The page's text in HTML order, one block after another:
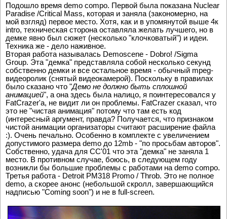
Подошло время demo compo. Первой была показана Nuclear
Paradise /Critical Mass, которая и заняла (закономерно, на
мой взгляд) первое место. Хотя, как и в упомянутой выше 4к
intro, техническая сторона оставляла желать лучшего, но в
демке явно был сюжет (несколько "клочковатый") и идеи.
Техника же - дело наживное.
Вторая работа называлась Demoscene - Dobro! /Sigma
Group. Эта "демка" представляла собой несколько секунд
собственно демки и все остальное время - обычный mpeg-
видеоролик (снятый видеокамерой). Поскольку в правилах
было сказано что "Демо не должно быть сплошной
анимацией", а она здесь была налицо, я поинтересовался у
FatCrazer'a, не видит ли он проблемы. FatCrazer сказал, что
это не "чистая анимация" потому что там есть код
(интересный аргумент, правда? Получается, что признаком
чистой анимации организаторы считают расширение файла
:). Очень печально. Особенно в комплекте с увеличением
допустимого размера demo до 12mb - "по просьбам авторов".
Собственно, удача для CC'01 что эта "демка" не заняла 1
место. В противном случае, боюсь, в следующем году
возникли бы большие проблемы с работами на demo compo.
Третья работа - Detroit PM318 Promo / Throb. Это не полное
demo, а скорее анонс (небольшой скролл, завершающийся
надписью "Coming soon") и не в full-screen.